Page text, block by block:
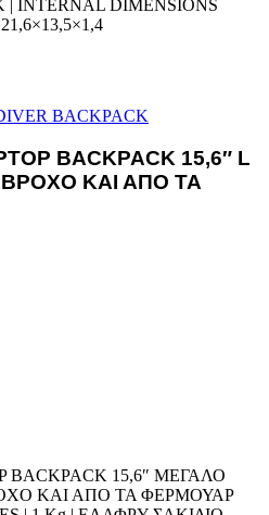
| INTERNAL DIMENSIONS
BACKPACK 15,6″ L
ΚΑΙ ΑΠΟ ΤΑ
BACKPACK 15,6″ ΜΕΓΑΛΟ
ΚΑΙ ΑΠΟ ΤΑ ΦΕΡΜΟΥΑΡ